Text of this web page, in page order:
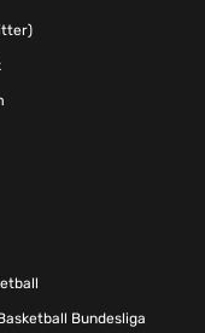
Bundesliga